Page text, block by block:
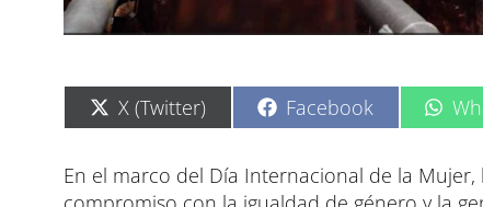
C
o
p
a
X (Twitter) C
o
p
a
Facebook C
o
p
a
En el marco del Día Internacional de la